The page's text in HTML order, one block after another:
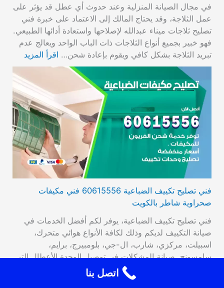
في مجال الصيانة المنزلية وعند حدوث أي عطل قد يؤثر على
عمل الثلاجة، وقد يحتاج المالك إلى الاعتماد على خبرة فني
تصليح ثلاجات ميناء عبدالله لإصلاحها واستعادة أدائها الطبيعي.
فهو خبير بجميع أنواع الثلاجات ذات الباب الواحد ويعالج عدم
تبريد الثلاجة بشكل كافي ويقوم بإعادة شحن… اقرأ المزيد
فني تصليح تكييف الضباعية 60615556 فني مكيفات
صحراوية شاطر بالكويت
فني تصليح تكييف الضباعية، يوفر لكم أفضل الخدمات في
صيانة التكييف لديكم وذلك لكافة الأنواع هوائي متحرك،
اسبيلت، مركزي، شارب، ال-جي، بلومبيرج، برايم،
سامسونج. صيانة المشكلات في توصيل الوحدة الأعطال التي
تصيب الترموستات، تراكم الجليد، وأيضا تبديل القطع القديمة
بقطع جديدة عالية الأداء والجودة، فحص مستوى الغاز من
اتصل بنا